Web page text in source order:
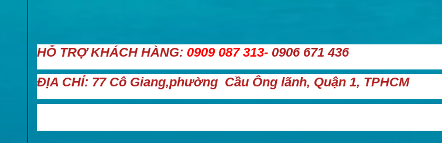
HỖ TRỢ KHÁCH HÀNG: 0909 087 313- 0906 671 436
ĐỊA CHỈ: 77 Cô Giang,phường Cầu Ông lãnh, Quận 1, TPHCM